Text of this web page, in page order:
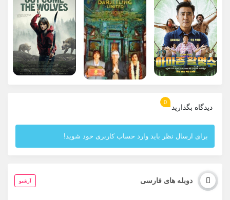
دیدگاه بگذارید
0
برای ارسال نظر باید وارد حساب کاربری خود شوید!
دوبله های فارسی آرشیو